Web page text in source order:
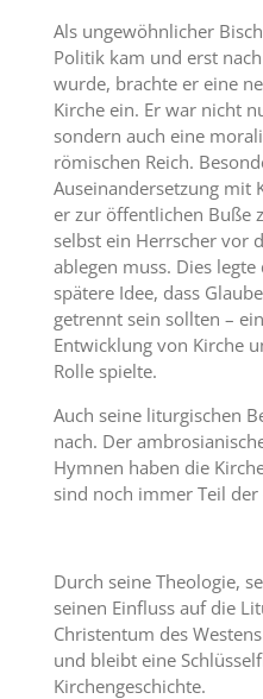
Als ungewöhnlicher
Politik kam und erst
wurde, brachte er eine
Kirche ein. Er war nicht
sondern auch eine
römischen Reich.
Auseinandersetzung mit
er zur öffentlichen Buße
selbst ein Herrscher vor
ablegen muss. Dies
spätere Idee, dass
getrennt sein sollten –
Entwicklung von Kirche
Rolle spielte.
Auch seine liturgischen
nach. Der
Hymnen haben die
sind noch immer Teil
Durch seine Theologie,
seinen Einfluss auf die
Christentum des
und bleibt eine
Kirchengeschichte.